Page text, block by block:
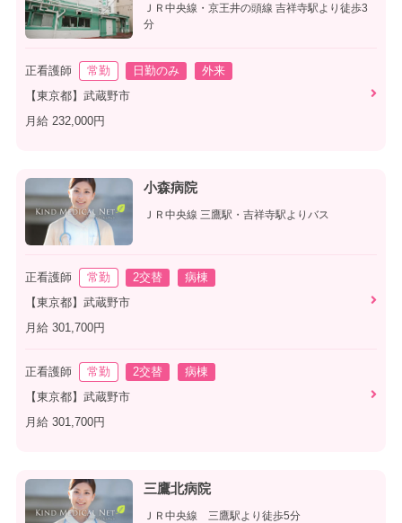
ＪＲ中央線・京王井の頭線 吉祥寺駅より徒歩3
分
正看護師 常勤 日勤のみ
外来
【東京都】武蔵野市
月給 232,000円
小森病院
ＪＲ中央線 三鷹駅・吉祥寺駅よりバス
正看護師 常勤 2交替
病棟
【東京都】武蔵野市
月給 301,700円
正看護師 常勤 2交替
病棟
【東京都】武蔵野市
月給 301,700円
三鷹北病院
ＪＲ中央線 三鷹駅より徒歩5分